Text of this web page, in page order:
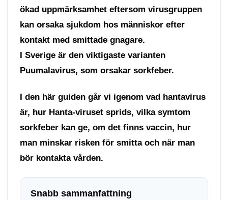
ökad uppmärksamhet eftersom virusgruppen
kan orsaka sjukdom hos människor efter
kontakt med smittade gnagare.
I Sverige är den viktigaste varianten
Puumalavirus, som orsakar sorkfeber.
I den här guiden går vi igenom vad hantavirus
är, hur Hanta-viruset sprids, vilka symtom
sorkfeber kan ge, om det finns vaccin, hur
man minskar risken för smitta och när man
bör kontakta vården.
Snabb sammanfattning